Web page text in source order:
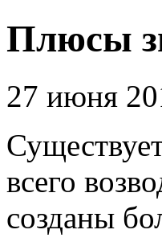
Плюсы
27 июня
всего
созданы